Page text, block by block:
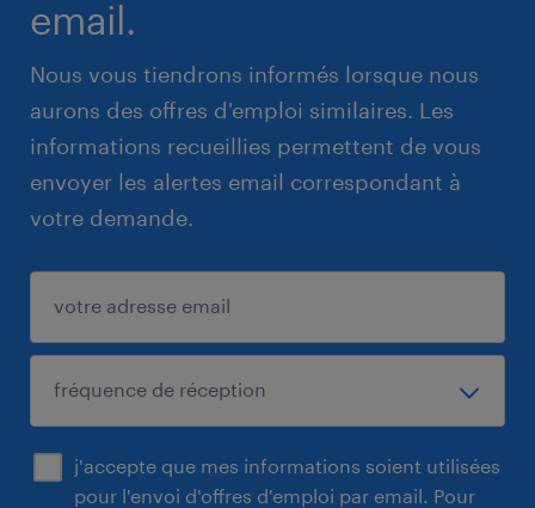
email.
Nous vous tiendrons informés lorsque nous
aurons des offres d'emploi similaires. Les
informations recueillies permettent de vous
envoyer les alertes email correspondant à
votre demande.
j'accepte que mes informations soient utilisées
pour l'envoi d'offres d'emploi par email. Pour